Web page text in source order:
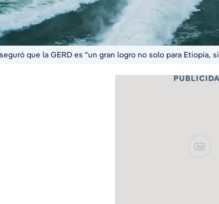
que la GERD es "un gran logro no solo para Etiopía,
Ad